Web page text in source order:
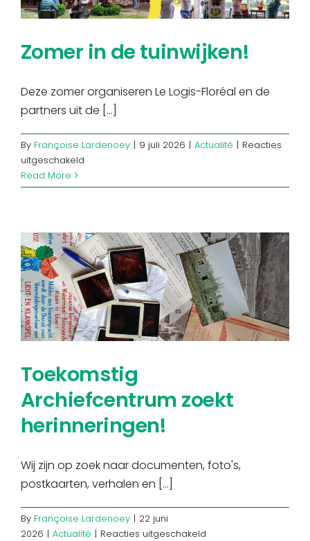
geen
Zomer in de tuinwijken!
Deze zomer organiseren Le Logis-Floréal en de
partners uit de [...]
By Françoise Lardenoey | 9 juli 2026 | Actualité | Reacties
uitgeschakeld
in
Read More
Toekomstig
Archiefcentrum zoekt
herinneringen!
Wij zijn op zoek naar documenten, foto's,
postkaarten, verhalen en [...]
By Françoise Lardenoey | 22 juni
2026 | Actualité | Reacties uitgeschakeld